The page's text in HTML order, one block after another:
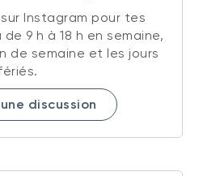
Instagram pour tes
9 h à 18 h en semaine,
de semaine et les jours
discussion